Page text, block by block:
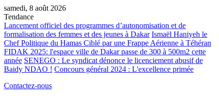
samedi, 8 août 2026
Tendance
Lancement officiel des programmes d’autonomisation et de
formalisation des femmes et des jeunes à Dakar Ismaël Haniyeh le
Chef Politique du Hamas Ciblé par une Frappe Aérienne à Téhéran
FIDAK 2025: l'espace ville de Dakar passe de 300 à 500m2 cette
année SENEGO : Le syndicat dénonce le licenciement abusif de
Baidy NDAO ! Concours général 2024 : L'excellence primée
Contactez-nous